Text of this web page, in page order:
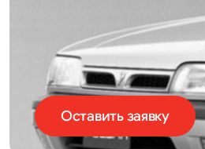
Оставить заявку